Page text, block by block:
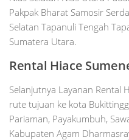
Pakpak Bharat Samosir
Selatan Tapanuli Tengah
Sumatera Utara.
Rental Hiace
Selanjutnya Layanan Rental
rute tujuan ke kota
Pariaman, Payakumbuh,
Kabupaten Agam